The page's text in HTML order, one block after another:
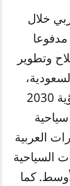
خلال
وتطوير
على سبيل المثال، تستهدف رؤية 2030
سياحية
العربية
السياحية
كما